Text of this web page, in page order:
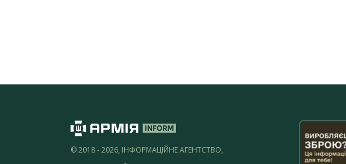
© 2018 - 2026, ІНФОРМАЦІЙНЕ АГЕНТСТВО,